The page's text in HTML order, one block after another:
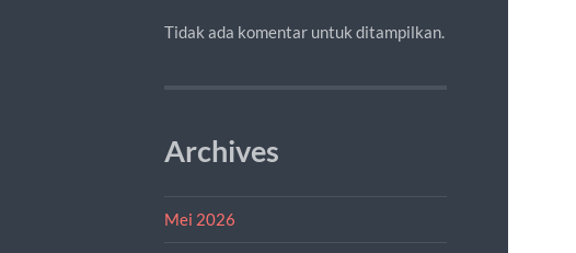
Tidak ada komentar untuk ditampilkan.
Archives
Mei 2026